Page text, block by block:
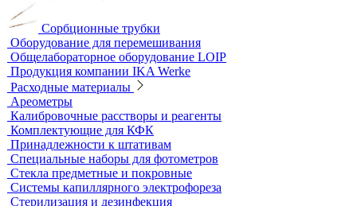
Оборудование для лабораторий пищевой
промышленности и ветеринарии
Оборудование для отбора проб воздуха
Аналитичесике фильтры
Аспираторы
Пробоотборники